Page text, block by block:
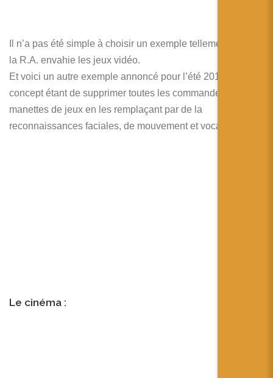
Il n’a pas été simple à choisir un exemple tellement
la R.A. envahie les jeux vidéo.
Et voici un autre exemple annoncé pour l’été 2010.Le
concept étant de supprimer toutes les commandes et
manettes de jeux en les remplaçant par de la
reconnaissances faciales, de mouvement et vocales.
Le cinéma :